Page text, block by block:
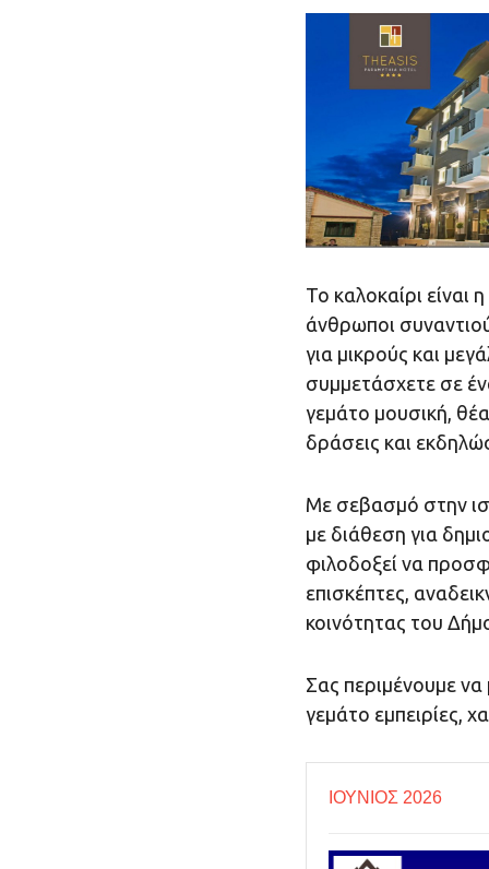
Το καλοκαίρι είναι
άνθρωποι
για μικρούς και
συμμετάσχετε σε
γεμάτο μουσική,
δράσεις και
Με σεβασμό στην
με διάθεση για
φιλοδοξεί να
επισκέπτες,
κοινότητας του
Σας περιμένουμε
γεμάτο εμπειρίες,
ΙΟΥΝΙΟΣ 2026